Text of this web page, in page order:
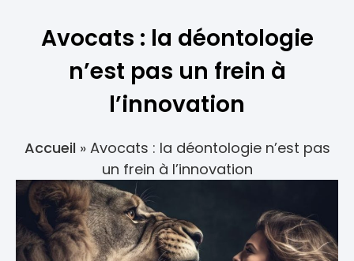
Avocats : la déontologie
n’est pas un frein à
l’innovation
Accueil » Avocats : la déontologie n’est pas
un frein à l’innovation